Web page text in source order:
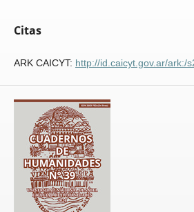
Citas
ARK CAICYT: http://id.caicyt.gov.ar/ark:/